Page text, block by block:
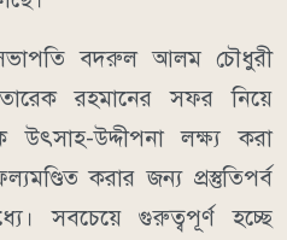
সভাপতি বদরুল আলম চৌধুরী
তারেক রহমানের সফর নিয়ে
উৎসাহ-উদ্দীপনা লক্ষ্য করা
করার জন্য প্রস্তুতিপর্ব
সবচেয়ে গুরুত্বপূর্ণ হচ্ছে